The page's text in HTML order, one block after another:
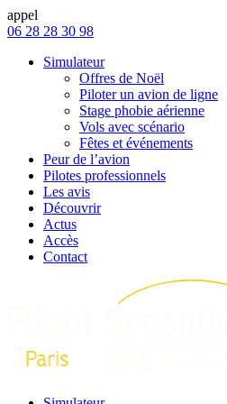
appel
06 28 28 30 98
Simulateur
Offres de Noël
Piloter un avion de ligne
Stage phobie aérienne
Vols avec scénario
Fêtes et événements
Peur de l’avion
Pilotes professionnels
Les avis
Découvrir
Actus
Accès
Contact